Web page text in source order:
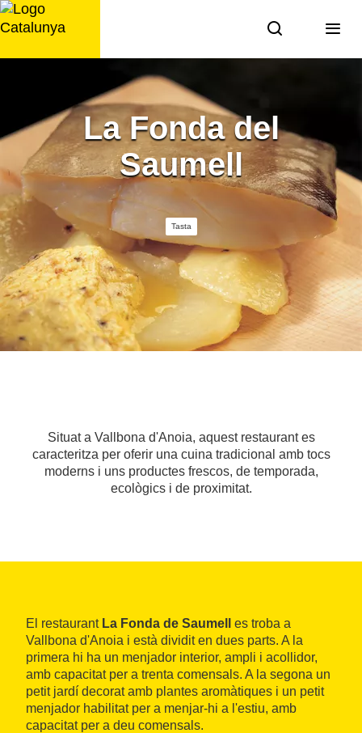
Saltar
al
La Fonda del
Saumell
Tasta
Situat a Vallbona d'Anoia, aquest restaurant es
caracteritza per oferir una cuina tradicional amb tocs
moderns i uns productes frescos, de temporada,
ecològics i de proximitat.
El restaurant La Fonda de Saumell
es troba a
Vallbona d'Anoia i està dividit en dues parts. A la
primera hi ha un menjador interior, ampli i acollidor,
amb capacitat per a trenta comensals. A la segona un
petit jardí decorat amb plantes aromàtiques i un petit
menjador habilitat per a menjar-hi a l'estiu, amb
capacitat per a deu comensals.